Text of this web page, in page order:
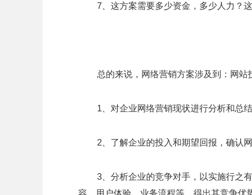
7、这方案需要多少资金，多少人力？
总的来说，网络营销方案涉及到：网
1、对企业网络营销现状进行分析和总
2、了解企业的投入和期望回报，确认
3、分析企业的竞争对手，以实施行之